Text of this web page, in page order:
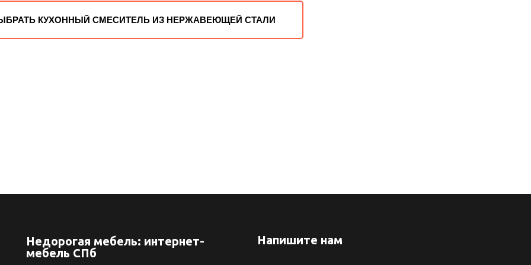
КУХОННЫЙ СМЕСИТЕЛЬ ИЗ НЕРЖАВЕЮЩЕЙ СТАЛИ
Недорогая мебель: интернет-
мебель СПб
Напишите нам